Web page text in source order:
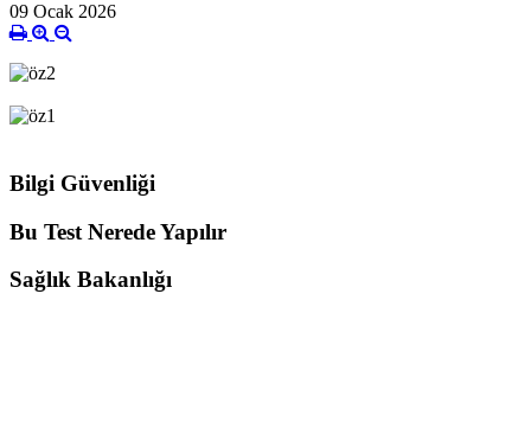
09 Ocak 2026
Bilgi Güvenliği
Bu Test Nerede Yapılır
Sağlık Bakanlığı